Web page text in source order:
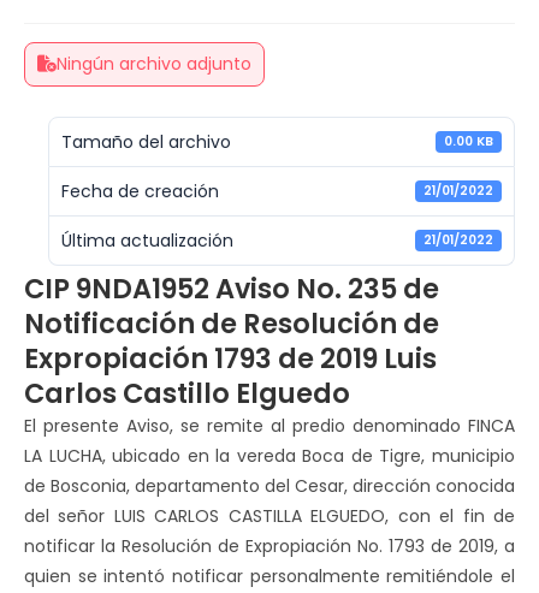
Ningún archivo adjunto
Tamaño del archivo 0.00 KB
Fecha de creación 21/01/2022
Última actualización 21/01/2022
CIP 9NDA1952 Aviso No. 235 de
Notificación de Resolución de
Expropiación 1793 de 2019 Luis
Carlos Castillo Elguedo
El presente Aviso, se remite al predio denominado FINCA
LA LUCHA, ubicado en la vereda Boca de Tigre, municipio
de Bosconia, departamento del Cesar, dirección conocida
del señor LUIS CARLOS CASTILLA ELGUEDO, con el fin de
notificar la Resolución de Expropiación No. 1793 de 2019, a
quien se intentó notificar personalmente remitiéndole el